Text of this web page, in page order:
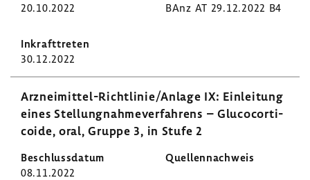
20.10.2022 BAnz AT 29.12.2022 B4
30.12.2022
Arzneimittel-​Richtlinie/Anlage IX: Einlei­tung
eines Stel­lung­nah­me­ver­fah­rens – Gluco­cor­ti­
coide, oral, Gruppe 3, in Stufe 2
08.11.2022